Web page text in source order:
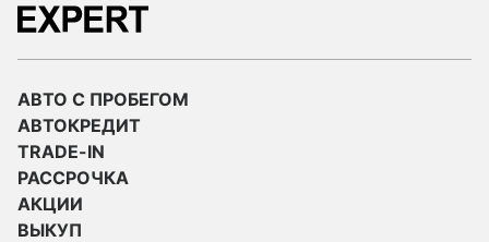
АВТО С ПРОБЕГОМ
АВТОКРЕДИТ
TRADE-IN
РАССРОЧКА
АКЦИИ
ВЫКУП